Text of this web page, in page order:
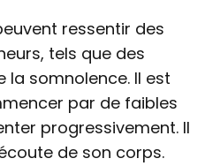
ressentir des
tels que des
somnolence. Il est
par de faibles
progressivement. Il
de son corps.